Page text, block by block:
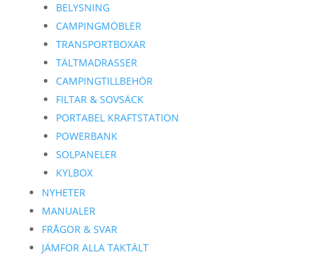
BELYSNING
CAMPINGMÖBLER
TRANSPORTBOXAR
TÄLTMADRASSER
CAMPINGTILLBEHÖR
FILTAR & SOVSÄCK
PORTABEL KRAFTSTATION
POWERBANK
SOLPANELER
KYLBOX
NYHETER
MANUALER
FRÅGOR & SVAR
JÄMFOR ALLA TAKTÄLT